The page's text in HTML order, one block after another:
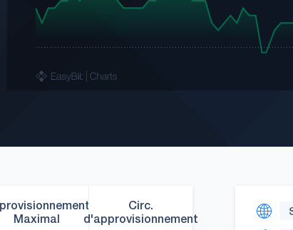
Maximal
Circ.
d'approvisionnement